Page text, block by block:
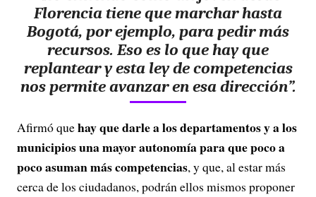
Florencia tiene que marchar hasta
Bogotá, por ejemplo, para pedir más
recursos. Eso es lo que hay que
replantear y esta ley de competencias
nos permite avanzar en esa dirección”.
Afirmó quehay que darle a los departamentos y a los
municipios una mayor autonomía para que poco a
poco asuman más competencias, y que, al estar más
cerca de los ciudadanos, podrán ellos mismos proponer